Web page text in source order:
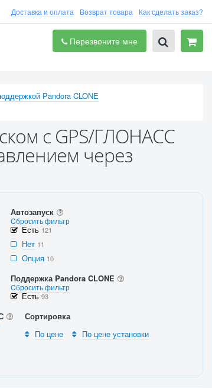
Доставка и оплата Возврат товара Как сделать заказ?
Перезвоните мне
Pandora CLONE
с GPS/ГЛОНАСС
через
Автозапуск
Cбросить фильтр
Есть121
Нет 11
Опция 10
Поддержка Pandora CLONE
Cбросить фильтр
Есть93
Сортировка
По цене
По цене установки